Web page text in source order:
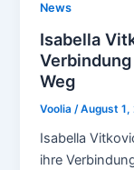
News
Isabella
Weg
Voolia /August 1,
Isabella
ihre